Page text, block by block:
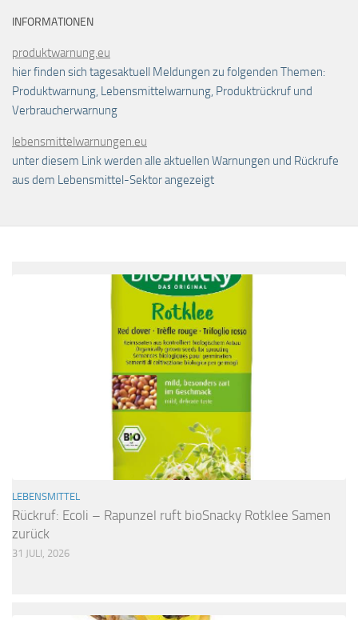
INFORMATIONEN
produktwarnung.eu
hier finden sich tagesaktuell Meldungen zu folgenden Themen:
Produktwarnung, Lebensmittelwarnung, Produktrückruf und
Verbraucherwarnung
lebensmittelwarnungen.eu
unter diesem Link werden alle aktuellen Warnungen und Rückrufe
aus dem Lebensmittel-Sektor angezeigt
LEBENSMITTEL
Rückruf: Ecoli – Rapunzel ruft bioSnacky Rotklee Samen
zurück
31 JULI, 2026